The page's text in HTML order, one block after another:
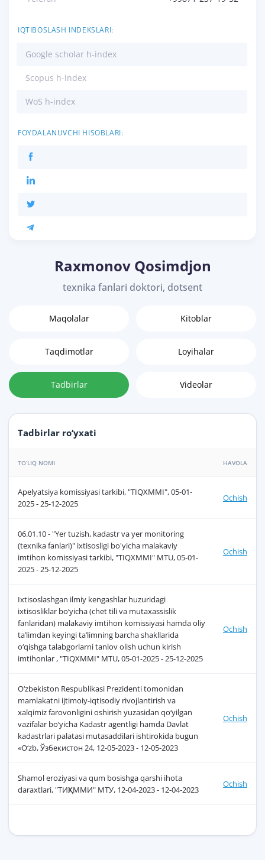
IQTIBOSLASH INDEKSLARI:
Google scholar h-index
Scopus h-index
WoS h-index
FOYDALANUVCHI HISOBLARI:
Raxmonov Qosimdjon
texnika fanlari doktori, dotsent
Maqolalar Kitoblar
Taqdimotlar Loyihalar
Tadbirlar Videolar
Tadbirlar ro‘yxati
TO‘LIQ NOMI HAVOLA
Apelyatsiya komissiyasi tarkibi, "TIQXMMI", 05-01-
2025 - 25-12-2025
Ochish
06.01.10 - "Yer tuzish, kadastr va yer monitoring
(texnika fanlari)" ixtisosligi bo'yicha malakaviy
imtihon komissiyasi tarkibi, "TIQXMMI" MTU, 05-01-
2025 - 25-12-2025
Ochish
Ixtisoslashgan ilmiy kengashlar huzuridagi
ixtisosliklar bo‘yicha (chet tili va mutaxassislik
fanlaridan) malakaviy imtihon komissiyasi hamda oliy
ta’limdan keyingi ta’limning barcha shakllarida
o‘qishga talabgorlarni tanlov olish uchun kirish
imtihonlar , "TIQXMMI" MTU, 05-01-2025 - 25-12-2025
Ochish
O‘zbekiston Respublikasi Prezidenti tomonidan
mamlakatni ijtimoiy-iqtisodiy rivojlantirish va
xalqimiz farovonligini oshirish yuzasidan qo‘yilgan
vazifalar bo‘yicha Kadastr agentligi hamda Davlat
kadastrlari palatasi mutasaddilari ishtirokida bugun
«O‘zb, Ўзбекистон 24, 12-05-2023 - 12-05-2023
Ochish
Shamol eroziyasi va qum bosishga qarshi ihota
daraxtlari, "ТИҚХММИ" МТУ, 12-04-2023 - 12-04-2023
Ochish